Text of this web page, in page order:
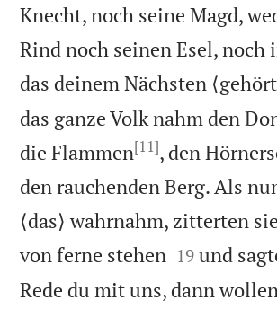
Knecht, noch seine Magd,
Rind noch seinen Esel, noch
das deinem Nächsten
das ganze Volk nahm den
die Flammen[11], den
den rauchenden Berg. Als
⟨das⟩ wahrnahm, zitterten sie
von ferne stehen 

19 und
Rede du mit uns, dann